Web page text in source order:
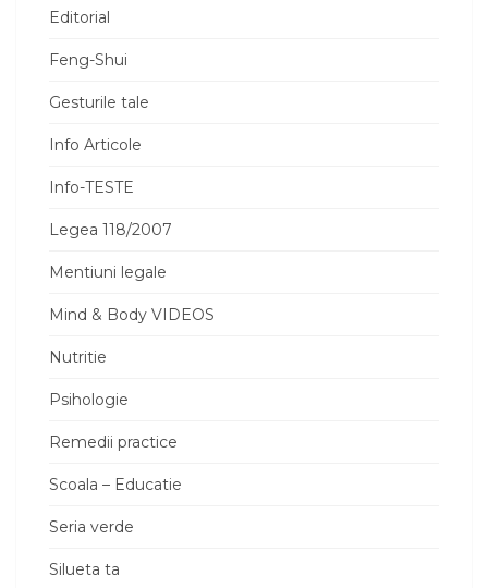
Editorial
Feng-Shui
Gesturile tale
Info Articole
Info-TESTE
Legea 118/2007
Mentiuni legale
Mind & Body VIDEOS
Nutritie
Psihologie
Remedii practice
Scoala – Educatie
Seria verde
Silueta ta